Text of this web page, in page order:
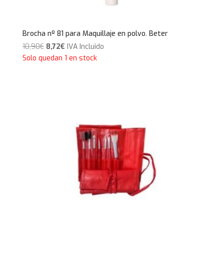
Brocha nº 81 para Maquillaje en polvo. Beter
10,90€ El
precio
8,72€El
precio
IVA Incluido
Solo quedan 1 en stock